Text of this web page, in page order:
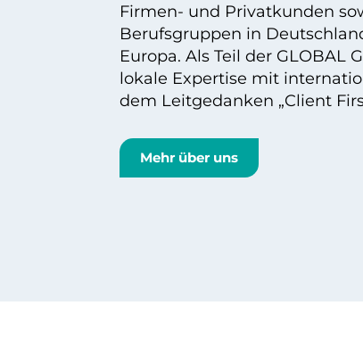
Firmen- und Privatkunden
Berufsgruppen in
Europa. Als Teil der GLOBAL
lokale Expertise mit
dem Leitgedanken „Client
Mehr über uns